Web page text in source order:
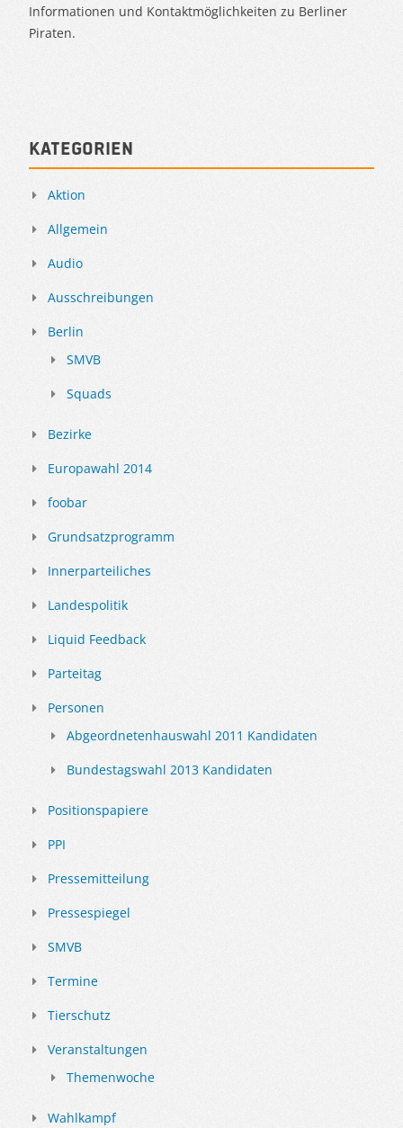
Informationen und Kontaktmöglichkeiten zu Berliner
Piraten.
Kategorien
Aktion
Allgemein
Audio
Ausschreibungen
Berlin
SMVB
Squads
Bezirke
Europawahl 2014
foobar
Grundsatzprogramm
Innerparteiliches
Landespolitik
Liquid Feedback
Parteitag
Personen
Abgeordnetenhauswahl 2011 Kandidaten
Bundestagswahl 2013 Kandidaten
Positionspapiere
PPI
Pressemitteilung
Pressespiegel
SMVB
Termine
Tierschutz
Veranstaltungen
Themenwoche
Wahlkampf